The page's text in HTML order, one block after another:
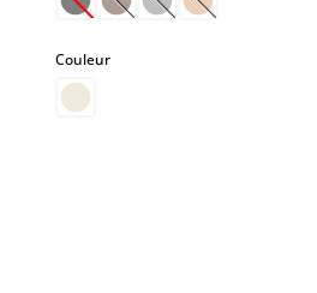
(Cette option n'est pas
(Cette option n'est pas
(Cette option n'est
(Cette option
Couleurselect